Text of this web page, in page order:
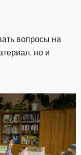
вопросы на
но и